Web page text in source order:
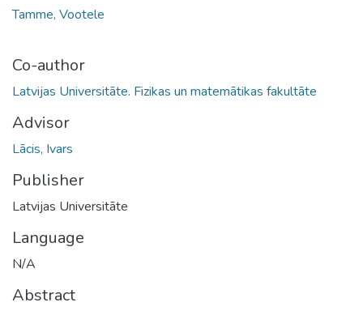
Tamme, Vootele
Co-author
Latvijas Universitāte. Fizikas un matemātikas fakultāte
Advisor
Lācis, Ivars
Publisher
Latvijas Universitāte
Language
N/A
Abstract